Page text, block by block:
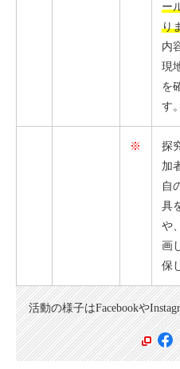
ー
り
内
現
を
す。
※
探
加
自
具
や
画
保
活動の様子はFacebookや